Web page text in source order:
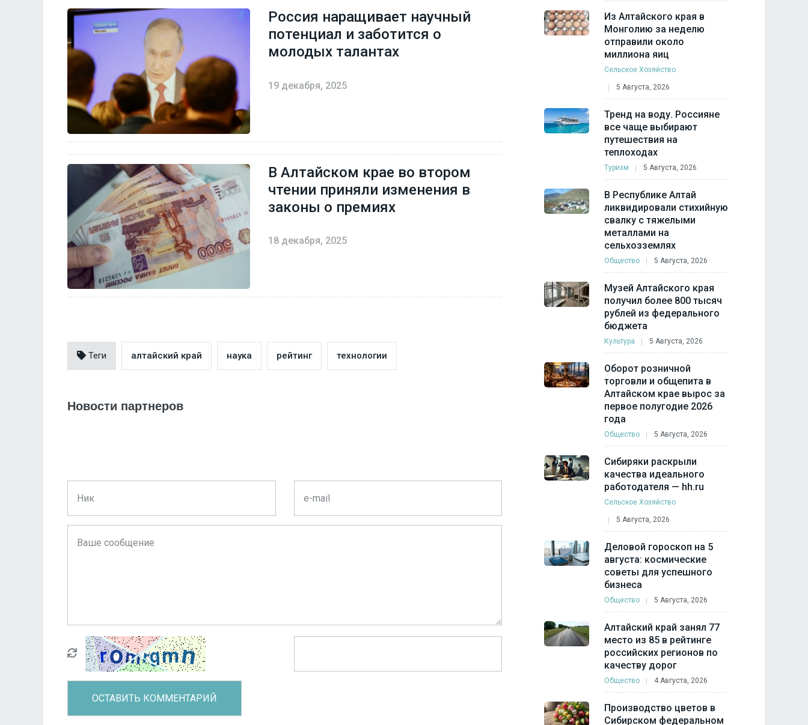
Россия наращивает научный
потенциал и заботится о
молодых талантах
19 декабря, 2025
В Алтайском крае во втором
чтении приняли изменения в
законы о премиях
18 декабря, 2025
Теги алтайский край наука рейтинг технологии
Новости партнеров
Из Алтайского края в
Монголию за неделю
отправили около
миллиона яиц
Сельское Хозяйство
5 Августа, 2026
Тренд на воду. Россияне
все чаще выбирают
путешествия на
теплоходах
Туризм 5 Августа, 2026
В Республике Алтай
ликвидировали стихийную
свалку с тяжелыми
металлами на
сельхозземлях
Общество 5 Августа, 2026
Музей Алтайского края
получил более 800 тысяч
рублей из федерального
бюджета
Культура 5 Августа, 2026
Оборот розничной
торговли и общепита в
Алтайском крае вырос за
первое полугодие 2026
года
Общество 5 Августа, 2026
Сибиряки раскрыли
качества идеального
работодателя — hh.ru
Сельское Хозяйство
5 Августа, 2026
Деловой гороскоп на 5
августа: космические
советы для успешного
бизнеса
Общество 5 Августа, 2026
Алтайский край занял 77
место из 85 в рейтинге
российских регионов по
качеству дорог
Общество 4 Августа, 2026
Производство цветов в
Сибирском федеральном